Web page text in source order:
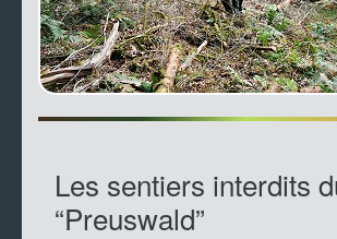
Les sentiers interdits
“Preuswald”